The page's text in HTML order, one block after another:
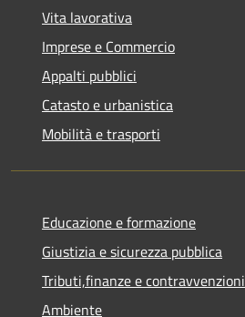
Vita lavorativa
Imprese e Commercio
Appalti pubblici
Catasto e urbanistica
Mobilità e trasporti
Educazione e formazione
Giustizia e sicurezza pubblica
Tributi,finanze e contravvenzioni
Ambiente